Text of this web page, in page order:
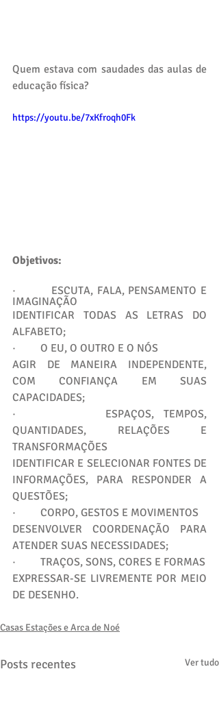
Quem estava com saudades das aulas de
educação física?
https://youtu.be/7xKfroqh0Fk
Objetivos:
·         ESCUTA, FALA, PENSAMENTO E
IMAGINAÇÃO
IDENTIFICAR TODAS AS LETRAS DO
ALFABETO;
·         O EU, O OUTRO E O NÓS
AGIR DE MANEIRA INDEPENDENTE,
COM CONFIANÇA EM SUAS
CAPACIDADES;
·         ESPAÇOS, TEMPOS,
QUANTIDADES, RELAÇÕES E
TRANSFORMAÇÕES
IDENTIFICAR E SELECIONAR FONTES DE
INFORMAÇÕES, PARA RESPONDER A
QUESTÕES;
·         CORPO, GESTOS E MOVIMENTOS
DESENVOLVER COORDENAÇÃO PARA
ATENDER SUAS NECESSIDADES;
·         TRAÇOS, SONS, CORES E FORMAS
EXPRESSAR-SE LIVREMENTE POR MEIO
DE DESENHO.
Casas Estações e Arca de Noé
Posts recentes Ver tudo